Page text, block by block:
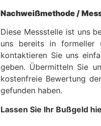
Nachweißmethode /
Diese Messstelle ist uns
uns bereits in formeller
kontaktieren Sie uns
geben. Übermitteln Sie
kostenfreie Bewertung
gefunden haben.
Lassen Sie Ihr Bußgeld